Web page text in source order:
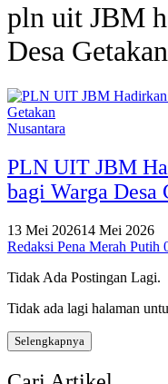
pln uit JBM
Desa
Nusantara
PLN UIT JBM
bagi Warga Desa
13 Mei 202614 Mei 2026
Redaksi Pena Merah Putih
Tidak Ada Postingan Lagi.
Tidak ada lagi halaman
Selengkapnya